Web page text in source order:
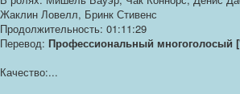
Жаклин Ловелл, Бринк Стивенс
Продолжительность: 01:11:29
Перевод: Профессиональный многоголосый
Качество:...